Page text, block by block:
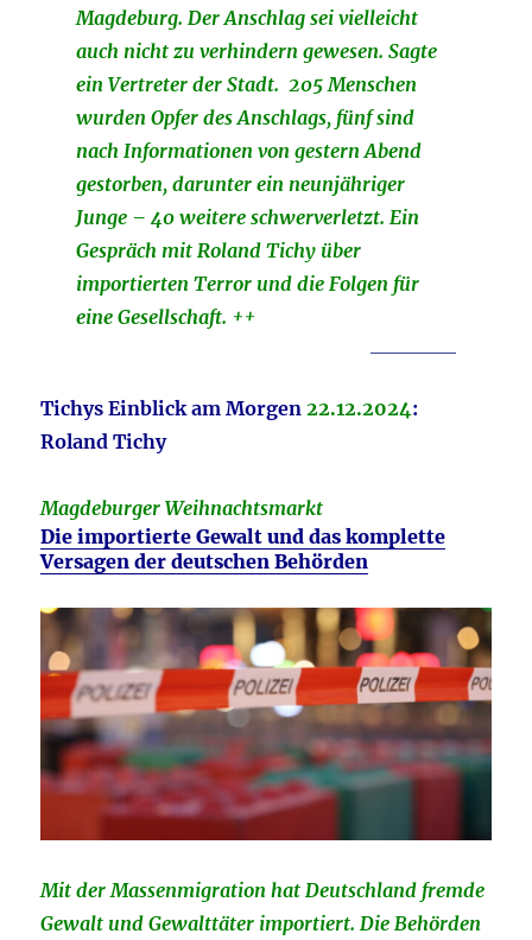
Magdeburg. Der Anschlag sei vielleicht
auch nicht zu verhindern gewesen. Sagte
ein Vertreter der Stadt. 205 Menschen
wurden Opfer des Anschlags, fünf sind
nach Informationen von gestern Abend
gestorben, darunter ein neunjähriger
Junge – 40 weitere schwerverletzt. Ein
Gespräch mit Roland Tichy über
importierten Terror und die Folgen für
eine Gesellschaft. ++
Tichys Einblick am Morgen22.12.2024:
Roland Tichy
Magdeburger Weihnachtsmarkt
Die importierte Gewalt und das komplette
Versagen der deutschen Behörden
Mit der Massenmigration hat Deutschland fremde
Gewalt und Gewalttäter importiert. Die Behörden